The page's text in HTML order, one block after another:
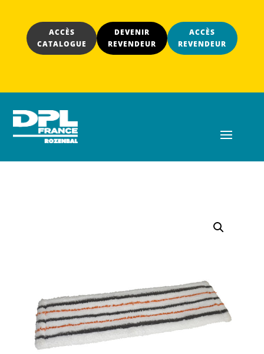
ACCÈS
CATALOGUE
DEVENIR
REVENDEUR
ACCÈS
REVENDEUR